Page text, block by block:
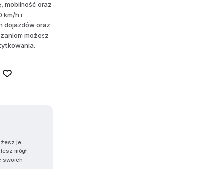
mobilność oraz
km/h i
dojazdów oraz
możesz
je
mógł
swoich